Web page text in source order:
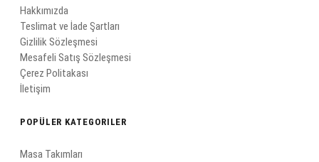
Hakkımızda
Teslimat ve İade Şartları
Gizlilik Sözleşmesi
Mesafeli Satış Sözleşmesi
Çerez Politakası
İletişim
POPÜLER KATEGORILER
Masa Takımları